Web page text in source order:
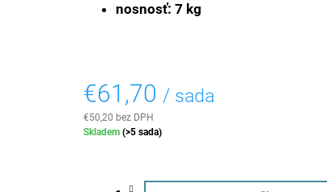
nosnosť: 7 kg
€61,70 / sada
€50,20 bez DPH
Jednotková
Skladem (>5 sada)